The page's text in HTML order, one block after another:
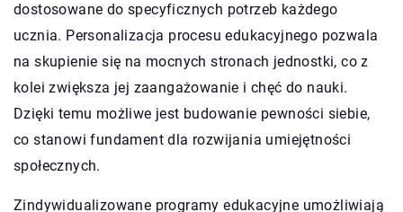
dostosowane do specyficznych potrzeb każdego
ucznia. Personalizacja procesu edukacyjnego pozwala
na skupienie się na mocnych stronach jednostki, co z
kolei zwiększa jej zaangażowanie i chęć do nauki.
Dzięki temu możliwe jest budowanie pewności siebie,
co stanowi fundament dla rozwijania umiejętności
społecznych.
Zindywidualizowane programy edukacyjne umożliwiają